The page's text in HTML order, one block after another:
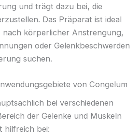
und trägt dazu bei, die
Das Präparat ist ideal
nach körperlicher Anstrengung,
oder Gelenkbeschwerden
suchen.
von Congelum
bei verschiedenen
der Gelenke und Muskeln
hilfreich bei: